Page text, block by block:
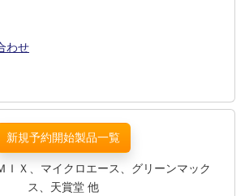
わせ
新規予約開始製品一覧
ＩＸ、マイクロエース、グリーンマック
ス、天賞堂 他